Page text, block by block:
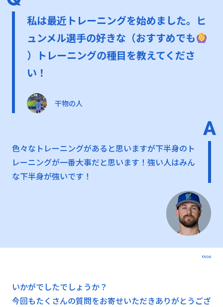
私は最近トレーニングを始めました。ヒ
ュンメル選手の好きな（おすすめでも
）トレーニングの種目を教えてくださ
い！
干物の人
色々なトレーニングがあると思いますが下半身のト
レーニングが一番大事だと思います！強い人はみん
な下半身が強いです！
©YDB
いかがでしたでしょうか？
今回もたくさんの質問をお寄せいただきありがとうござ